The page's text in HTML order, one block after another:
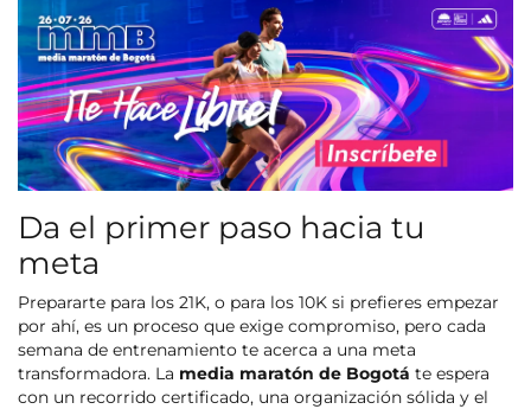
Da el primer paso hacia tu
meta
Prepararte para los 21K, o para los 10K si prefieres empezar
por ahí, es un proceso que exige compromiso, pero cada
semana de entrenamiento te acerca a una meta
transformadora. La media maratón de Bogotá te espera
con un recorrido certificado, una organización sólida y el